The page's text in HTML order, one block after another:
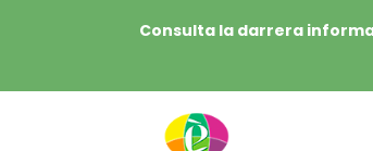
Consulta la darrera